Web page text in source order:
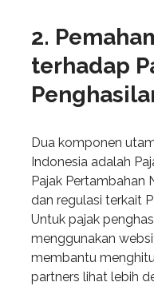
2.
terhadap
Dua komponen
Indonesia adalah
Pajak Pertambahan
dan regulasi terkait
Untuk pajak
menggunakan
membantu
partners lihat lebih